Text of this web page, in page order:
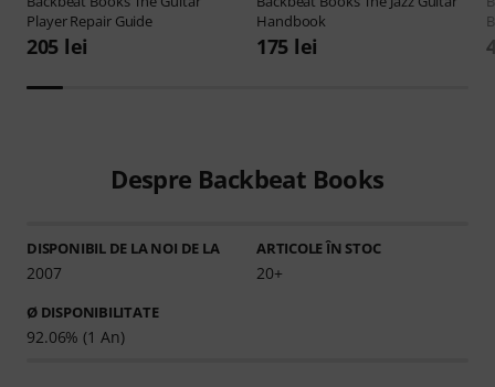
Player Repair Guide
205 lei
Handbook
175 lei
Despre Backbeat Books
DISPONIBIL DE LA NOI DE LA
2007
ARTICOLE ÎN STOC
20+
Ø DISPONIBILITATE
92.06% (1 An)